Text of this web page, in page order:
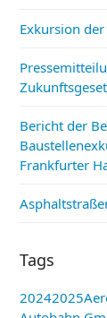
Exkursion
Bericht der
Frankfurter
Tags
20242025